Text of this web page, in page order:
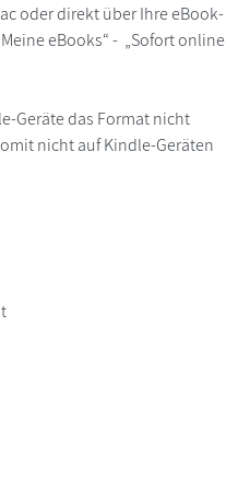
oder direkt über Ihre eBook-
eBooks“ - „Sofort online
Geräte das Format nicht
nicht auf Kindle-Geräten